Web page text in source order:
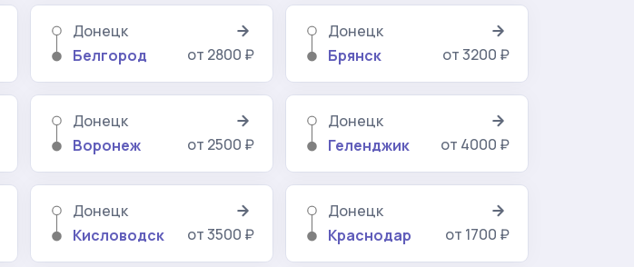
Донецк
Белгород
от 2800 ₽
Донецк
Брянск
от 3200 ₽
Донецк
Воронеж
от 2500 ₽
Донецк
Геленджик
от 4000 ₽
Донецк
Кисловодск
от 3500 ₽
Донецк
Краснодар
от 1700 ₽